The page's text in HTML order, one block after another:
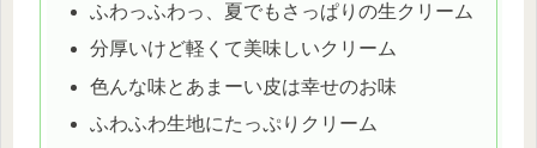
ふわっふわっ、夏でもさっぱりの生クリーム
分厚いけど軽くて美味しいクリーム
色んな味とあまーい皮は幸せのお味
ふわふわ生地にたっぷりクリーム